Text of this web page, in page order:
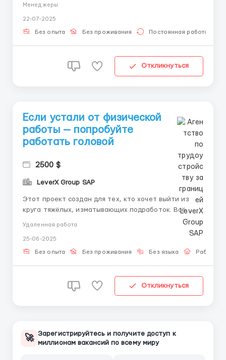
преимущества: ✔ Гибкий график без привязки к
офису. ✔ Не требуется специальный опыт. ✔
Менеджеры
22-07-2025
Без опыта Без проживания Постоянная работа
Откликнуться
Если устали от физической
работы — попробуйте
работать головой
2500 $
LeverX Group SAP
Этот проект создан для тех, кто хочет выйти из
круга тяжёлых, изматывающих подработок. Всё
проходит удалённо: сначала вы обучаетесь (без
давления), потом переходите к выполнению задач.
Работа без сложностей — важно внимание, чёткое
следование инструкции и готовность к обучению.
Удаленная работа
25-06-2025
Без опыта Без проживания Без языка Работа
Откликнуться
🚀 Зарегистрируйтесь и получите доступ к
миллионам вакансий по всему миру